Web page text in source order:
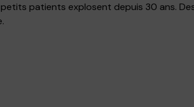
patients explosent depuis 30 ans.